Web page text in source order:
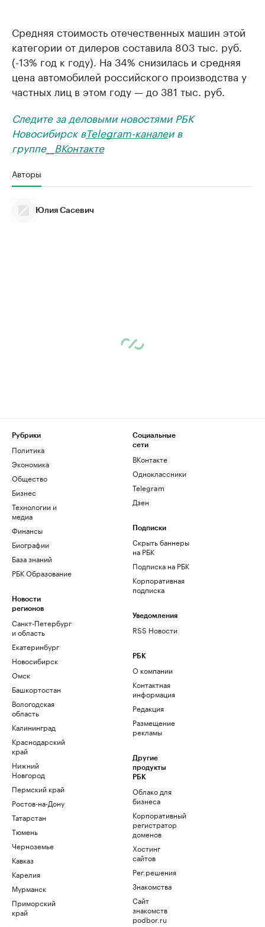
Средняя стоимость отечественных машин этой
категории от дилеров составила 803 тыс. руб.
(-13% год к году). На 34% снизилась и средняя
цена автомобилей российского производства у
частных лиц в этом году — до 381 тыс. руб.
Следите за деловыми новостями РБК
Новосибирск вTelegram-каналеи в
группе__ ВКонтакте
Авторы
Юлия Сасевич
Рубрики
Политика
Экономика
Общество
Бизнес
Технологии и
медиа
Финансы
Биографии
База знаний
РБК Образование
Новости
регионов
Санкт-Петербург
и область
Екатеринбург
Новосибирск
Омск
Башкортостан
Вологодская
область
Калининград
Краснодарский
край
Нижний
Новгород
Пермский край
Ростов-на-Дону
Татарстан
Тюмень
Черноземье
Кавказ
Карелия
Мурманск
Приморский
край
Социальные
сети
ВКонтакте
Одноклассники
Telegram
Дзен
Подписки
Скрыть баннеры
на РБК
Подписка на РБК
Корпоративная
подписка
Уведомления
RSS Новости
РБК
О компании
Контактная
информация
Редакция
Размещение
рекламы
Другие
продукты
РБК
Облако для
бизнеса
Корпоративный
регистратор
доменов
Хостинг
сайтов
Рег.решения
Знакомства
Сайт
знакомств
podbor.ru